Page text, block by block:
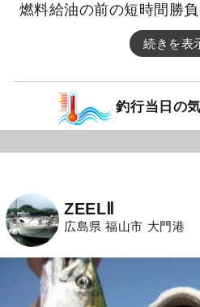
燃料給油の前の短時間勝負
続きを表
釣行当日の
ZEELⅡ
広島県 福山市 大門港